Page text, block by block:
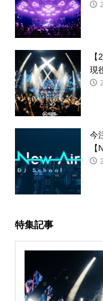
現
今
特集記事